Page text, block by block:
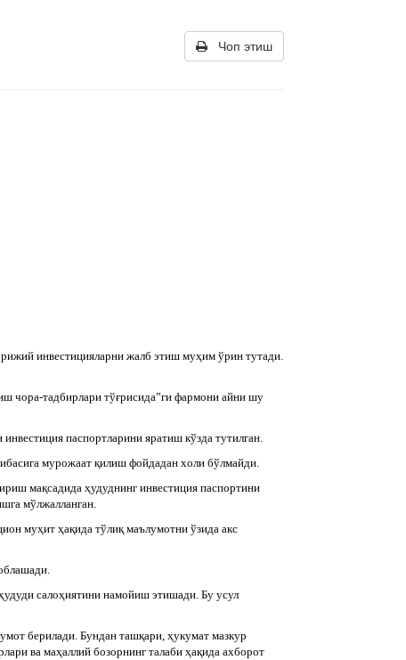
Чоп этиш
инвестицияларни жалб этиш муҳим ўрин тутади.
чора-тадбирлари тўғрисида”ги фармони айни шу
пас­портларини яратиш кўзда тутилган.
мурожаат қилиш фойдадан холи бўлмайди.
мақсадида ҳудуднинг инвестиция паспортини
мўлжалланган.
муҳит ҳақида тўлиқ маълумотни ўзида акс
салоҳиятини намойиш этишади. Бу усул
берилади. Бундан ташқари, ҳукумат мазкур
ва маҳаллий бозорнинг талаби ҳақида ахборот